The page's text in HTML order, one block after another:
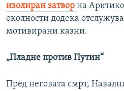
изолиран затвор на
околности додека
мотивирани казни.
„Пладне против Путин“
Пред неговата смрт,